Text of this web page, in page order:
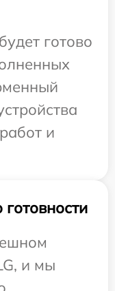
готово
и
и мы